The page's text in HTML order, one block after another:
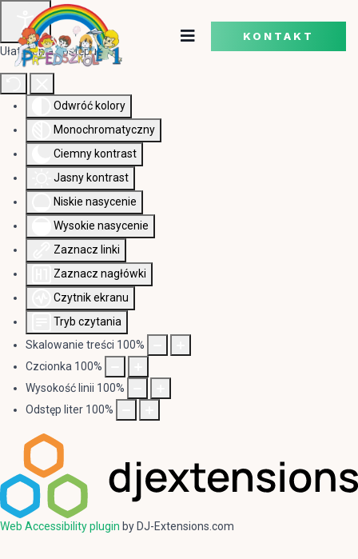
Ułatwienia dostępu
Odwróć kolory
Monochromatyczny
Ciemny kontrast
Jasny kontrast
Niskie nasycenie
Wysokie nasycenie
Zaznacz linki
Zaznacz nagłówki
Czytnik ekranu
Tryb czytania
Skalowanie treści 100%
Czcionka 100%
Wysokość linii 100%
Odstęp liter 100%
Web Accessibility plugin by DJ-Extensions.com
KONTAKT